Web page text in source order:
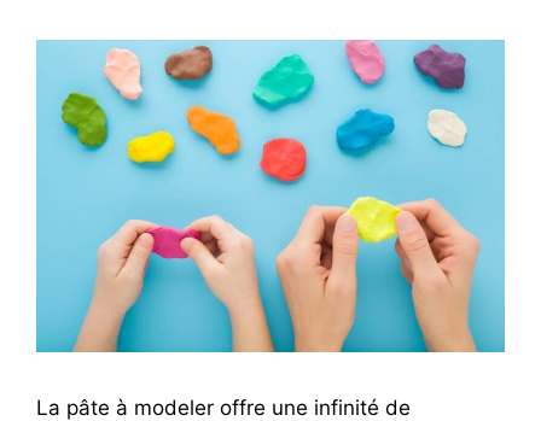
La pâte à modeler offre une infinité de